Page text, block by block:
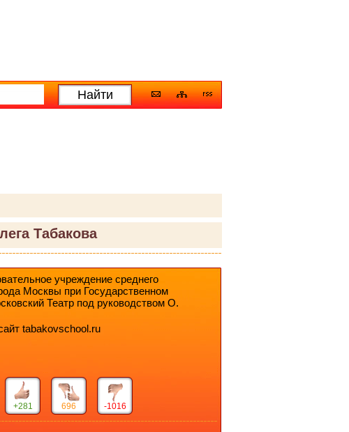
Табакова
учреждение среднего
Москвы при Государственном
Театр под руководством О.
tabakovschool.ru
+281 696 -1016